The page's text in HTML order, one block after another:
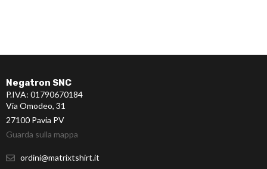
Negatron SNC
P.IVA: 01790670184
Via Omodeo, 31
27100 Pavia PV
Guarda sulla mappa
ordini@matrixtshirt.it